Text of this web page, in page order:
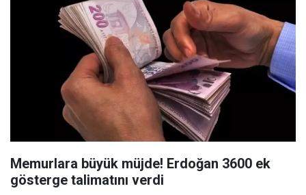
Memurlara büyük müjde! Erdoğan 3600 ek
gösterge talimatını verdi